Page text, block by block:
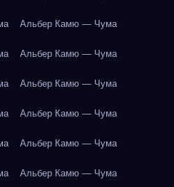
Альбер Камю — Чума
Альбер Камю — Чума
Альбер Камю — Чума
Альбер Камю — Чума
Альбер Камю — Чума
Альбер Камю — Чума